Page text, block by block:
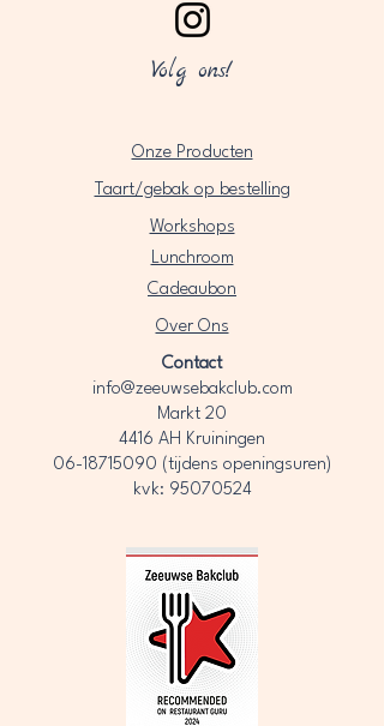
Volg ons!
Onze Producten
Taart/gebak op bestelling
Workshops
Lunchroom
Cadeaubon
Over Ons​
Contact
info@zeeuwsebakclub.com
Markt 20
4416 AH Kruiningen
06-18715090 (tijdens openingsuren)
kvk: 95070524